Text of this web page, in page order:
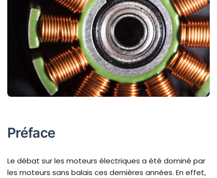
Préface
Le débat sur les moteurs électriques a été dominé par
les moteurs sans balais ces dernières années. En effet,